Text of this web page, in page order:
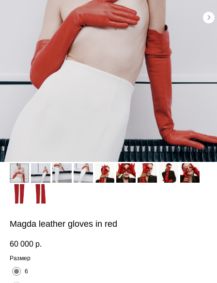
Magda leather gloves in red
60 000 р.
Размер
6